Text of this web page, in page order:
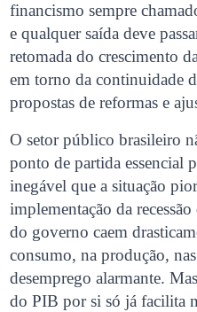
financismo sempre
e qualquer saída deve
retomada do crescimento
em torno da continuidade
propostas de reformas e
O setor público brasileiro
ponto de partida essencial
inegável que a situação
implementação da
do governo caem
consumo, na produção,
desemprego alarmante.
do PIB por si só já facilita